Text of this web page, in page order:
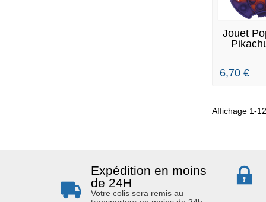
Jouet
6,70 €
Affichage 1-
Expédition en moins
de 24H
Votre colis sera remis au